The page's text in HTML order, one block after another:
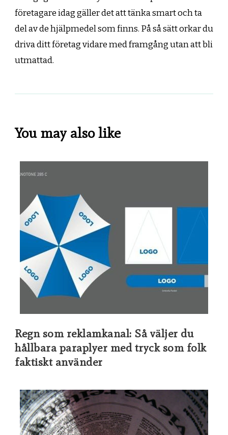
företagare idag gäller det att tänka smart och ta
del av de hjälpmedel som finns. På så sätt orkar du
driva ditt företag vidare med framgång utan att bli
utmattad.
You may also like
Regn som reklamkanal: Så väljer du
hållbara paraplyer med tryck som folk
faktiskt använder